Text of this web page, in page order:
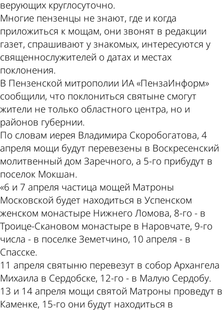
верующих круглосуточно.
Многие пензенцы не знают, где и когда
приложиться к мощам, они звонят в редакции
газет, спрашивают у знакомых, интересуются у
священнослужителей о датах и местах
поклонения.
В Пензенской митрополии ИА «ПензаИнформ»
сообщили, что поклониться святыне смогут
жители не только областного центра, но и
районов губернии.
По словам иерея Владимира Скоробогатова, 4
апреля мощи будут перевезены в Воскресенский
молитвенный дом Заречного, а 5-го прибудут в
поселок Мокшан.
«6 и 7 апреля частица мощей Матроны
Московской будет находиться в Успенском
женском монастыре Нижнего Ломова, 8-го - в
Троице-Скановом монастыре в Наровчате, 9-го
числа - в поселке Земетчино, 10 апреля - в
Спасске.
11 апреля святыню перевезут в собор Архангела
Михаила в Сердобске, 12-го - в Малую Сердобу.
13 и 14 апреля мощи святой Матроны проведут в
Каменке, 15-го они будут находиться в